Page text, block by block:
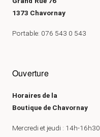
1373 Chavornay
Portable: 076 543 0 543
Ouverture
Horaires de la
Boutique de Chavornay
Mercredi et jeudi : 14h-16h30